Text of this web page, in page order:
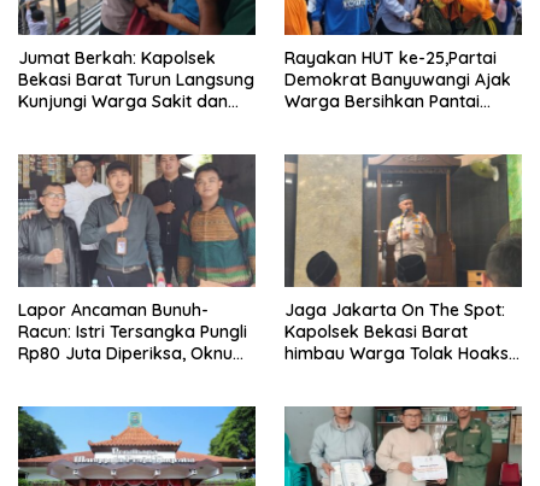
Jumat Berkah: Kapolsek
Bekasi Barat Turun Langsung
Kunjungi Warga Sakit dan
Rayakan HUT ke-25,Partai
Demokrat Banyuwangi Ajak
Warga Bersihkan Pantai
Lapor Ancaman Bunuh-
Racun: Istri Tersangka Pungli
Rp80 Juta Diperiksa, Oknum
Jaga Jakarta On The Spot:
Kapolsek Bekasi Barat
himbau Warga Tolak Hoaks